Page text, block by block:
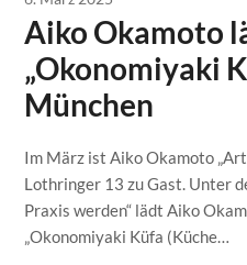
Aiko Okamoto
„Okonomiyaki
München
Im März ist Aiko Okamoto
Lothringer 13 zu Gast. Unter
Praxis werden“ lädt Aiko
„Okonomiyaki Küfa (Küche…